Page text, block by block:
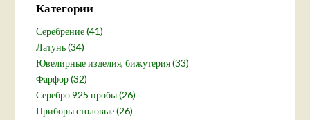
Категории
Серебрение (41)
Латунь (34)
Ювелирные изделия, бижутерия (33)
Фарфор (32)
Серебро 925 пробы (26)
Приборы столовые (26)